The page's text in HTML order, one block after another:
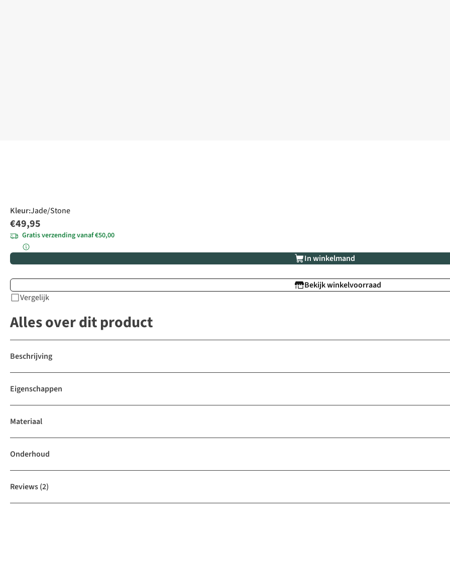
Kleur:Jade/Stone
€49,95
Gratis verzending vanaf €50,00
In winkelmand
Bekijk winkelvoorraad
Vergelijk
Alles over dit product
Beschrijving
Eigenschappen
Materiaal
Onderhoud
Reviews(2)